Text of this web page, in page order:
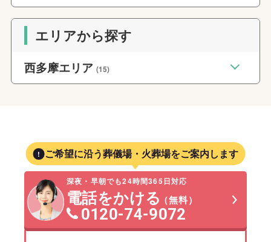
エリアから探す
西多摩エリア(15)
ご希望に沿う葬儀場・火葬場をご案内します
深夜・早朝でも24時間365日対応
電話をかける（無料）
0120-74-9072